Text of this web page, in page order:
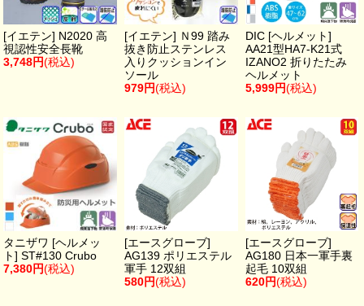
[イエテン] N2020 高
視認性安全長靴
3,748円(税込)
[イエテン] Ｎ99 踏み
抜き防止ステンレス
入りクッションイン
ソール
979円(税込)
DIC [ヘルメット]
AA21型HA7-K21式
IZANO2 折りたたみ
ヘルメット
5,999円(税込)
タニザワ [ヘルメッ
ト] ST#130 Crubo
7,380円(税込)
[エースグローブ]
AG139 ポリエステル
軍手 12双組
580円(税込)
[エースグローブ]
AG180 日本一軍手裏
起毛 10双組
620円(税込)